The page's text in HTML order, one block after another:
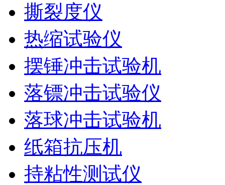
撕裂度仪
热缩试验仪
摆锤冲击试验机
落镖冲击试验仪
落球冲击试验机
纸箱抗压机
持粘性测试仪